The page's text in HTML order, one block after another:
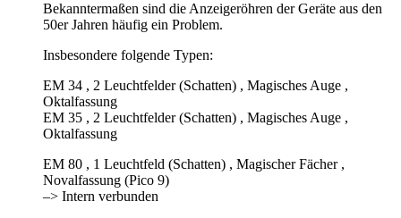
Bekanntermaßen sind die Anzeigeröhren der Geräte aus den
50er Jahren häufig ein Problem.
Insbesondere folgende Typen:
EM 34 , 2 Leuchtfelder (Schatten) , Magisches Auge ,
Oktalfassung
EM 35 , 2 Leuchtfelder (Schatten) , Magisches Auge ,
Oktalfassung
EM 80 , 1 Leuchtfeld (Schatten) , Magischer Fächer ,
Novalfassung (Pico 9)
–> Intern verbunden